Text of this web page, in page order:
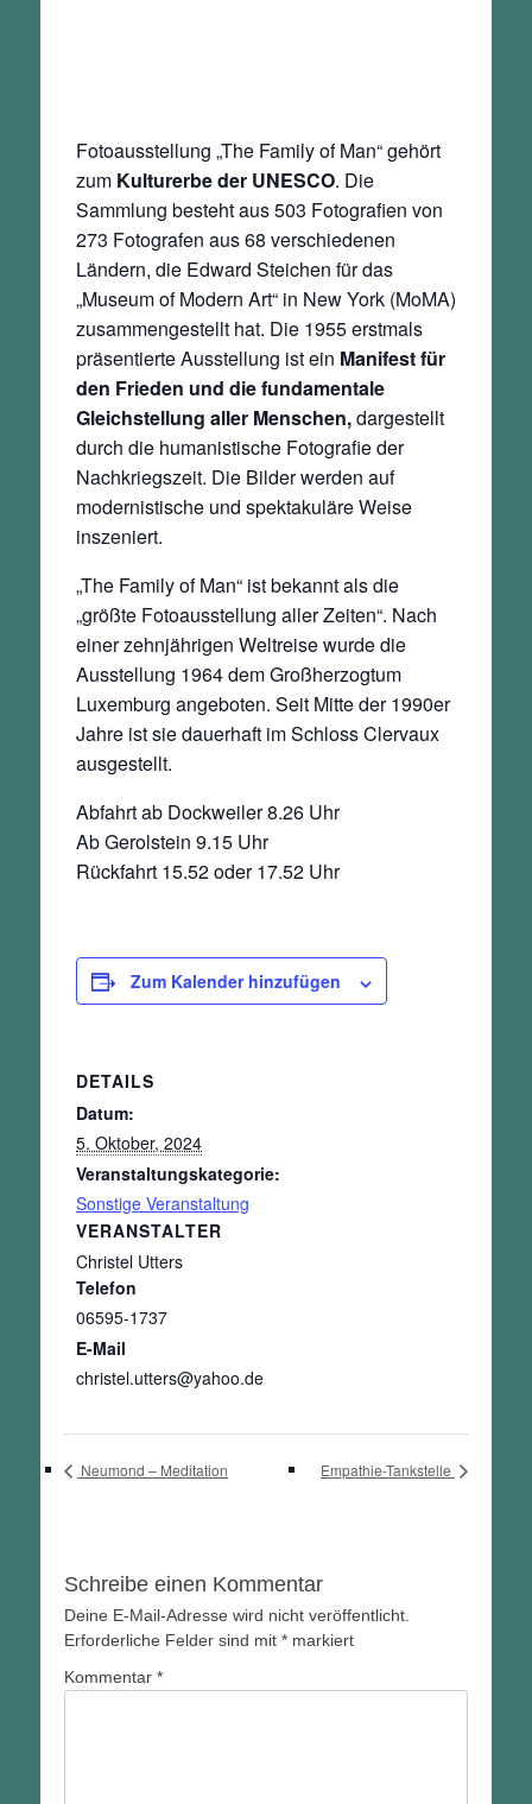
Fotoausstellung „The Family of Man“ gehört
zum Kulturerbe der UNESCO. Die
Sammlung besteht aus 503 Fotografien von
273 Fotografen aus 68 verschiedenen
Ländern, die Edward Steichen für das
„Museum of Modern Art“ in New York (MoMA)
zusammengestellt hat. Die 1955 erstmals
präsentierte Ausstellung ist ein Manifest für
den Frieden und die fundamentale
Gleichstellung aller Menschen,dargestellt
durch die humanistische Fotografie der
Nachkriegszeit. Die Bilder werden auf
modernistische und spektakuläre Weise
inszeniert.
„The Family of Man“ ist bekannt als die
„größte Fotoausstellung aller Zeiten“. Nach
einer zehnjährigen Weltreise wurde die
Ausstellung 1964 dem Großherzogtum
Luxemburg angeboten. Seit Mitte der 1990er
Jahre ist sie dauerhaft im Schloss Clervaux
ausgestellt.
Abfahrt ab Dockweiler 8.26 Uhr
Ab Gerolstein 9.15 Uhr
Rückfahrt 15.52 oder 17.52 Uhr
Zum Kalender hinzufügen
DETAILS
Datum:
5. Oktober, 2024
Veranstaltungskategorie:
Sonstige Veranstaltung
VERANSTALTER
Christel Utters
Telefon
06595-1737
E-Mail
christel.utters@yahoo.de
Neumond – Meditation Empathie-Tankstelle
Schreibe einen Kommentar
Deine E-Mail-Adresse wird nicht veröffentlicht.
Erforderliche Felder sind mit * markiert
Kommentar *